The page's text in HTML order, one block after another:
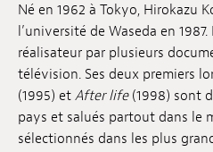
Soumissions
Archives
Publications
Né en 1962 à Tokyo, Hirokazu
l’université de Waseda en
réalisateur par plusieurs
télévision. Ses deux premiers
(1995) et After life(1998) sont
pays et salués partout dans le
sélectionnés dans les plus